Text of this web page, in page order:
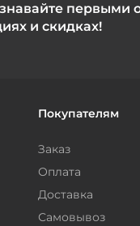
первыми
и скидках!
Покупателям
Заказ
Оплата
Доставка
Самовывоз